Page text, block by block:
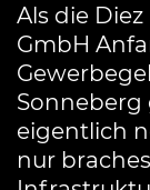
Als die
GmbH
Sonneberg
eigentlich
nur